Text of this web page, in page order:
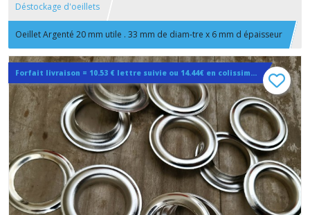
Déstockage d'oeillets
Oeillet Argenté 20 mm utile . 33 mm de diam-tre x 6 mm d épaisseur
Forfait livraison = 10.53 € lettre suivie ou 14.44€ en colissimo quelque soit la quantité